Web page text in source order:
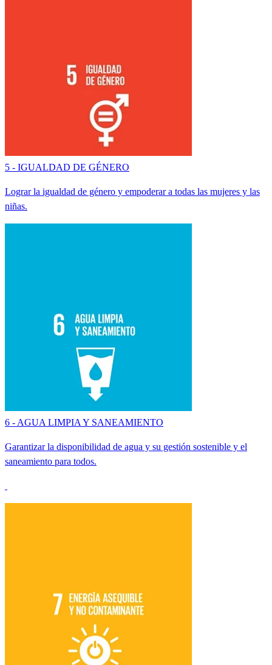
5 - IGUALDAD DE GÉNERO
Lograr la igualdad de género y empoderar a todas las mujeres y las
niñas.
6 - AGUA LIMPIA Y SANEAMIENTO
Garantizar la disponibilidad de agua y su gestión sostenible y el
saneamiento para todos.